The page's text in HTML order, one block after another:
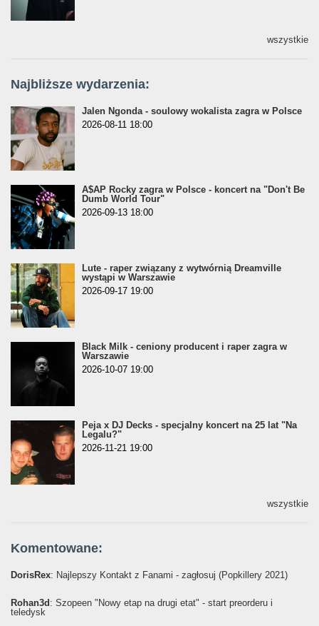
wszystkie
Najbliższe wydarzenia:
Jalen Ngonda - soulowy wokalista zagra w Polsce
2026-08-11 18:00
A$AP Rocky zagra w Polsce - koncert na "Don't Be
Dumb World Tour"
2026-09-13 18:00
Lute - raper związany z wytwórnią Dreamville
wystąpi w Warszawie
2026-09-17 19:00
Black Milk - ceniony producent i raper zagra w
Warszawie
2026-10-07 19:00
Peja x DJ Decks - specjalny koncert na 25 lat "Na
Legalu?"
2026-11-21 19:00
wszystkie
Komentowane:
DorisRex: Najlepszy Kontakt z Fanami - zagłosuj (Popkillery 2021)
Rohan3d : Szopeen "Nowy etap na drugi etat" - start preorderu i
teledysk